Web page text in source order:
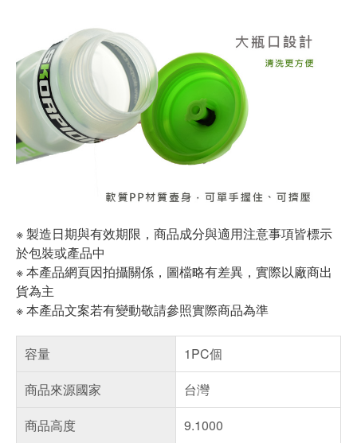
※ 製造日期與有效期限，商品成分與適用注意事項皆標示
於包裝或產品中
※ 本產品網頁因拍攝關係，圖檔略有差異，實際以廠商出
貨為主
※ 本產品文案若有變動敬請參照實際商品為準
容量
1PC個
商品來源國家
台灣
商品高度
9.1000